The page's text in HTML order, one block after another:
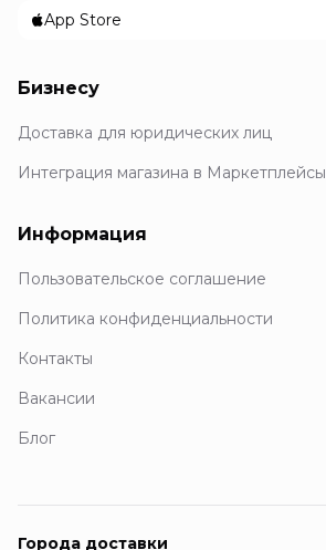
App Store
Бизнесу
Доставка для юридических лиц
Интеграция магазина в Маркетплейсы
Информация
Пользовательское соглашение
Политика конфиденциальности
Контакты
Вакансии
Блог
Города доставки